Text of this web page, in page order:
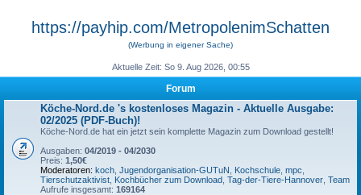
https://payhip.com/MetropolenimSchatten
(Werbung in eigener Sache)
Aktuelle Zeit: So 9. Aug 2026, 00:55
Forum
Köche-Nord.de 's kostenloses Magazin - Aktuelle Ausgabe:
02/2025 (PDF-Buch)!
Köche-Nord.de hat ein jetzt sein komplette Magazin zum Download gestellt!
Ausgaben: 04/2019 - 04/2030
Preis: 1,50€
Moderatoren: koch Jugendorganisation-GUTuN Kochschule mpc
Tierschutzaktivist Kochbücher zum Download Tag-der-Tiere-Hannover Team
Aufrufe insgesamt: 169164